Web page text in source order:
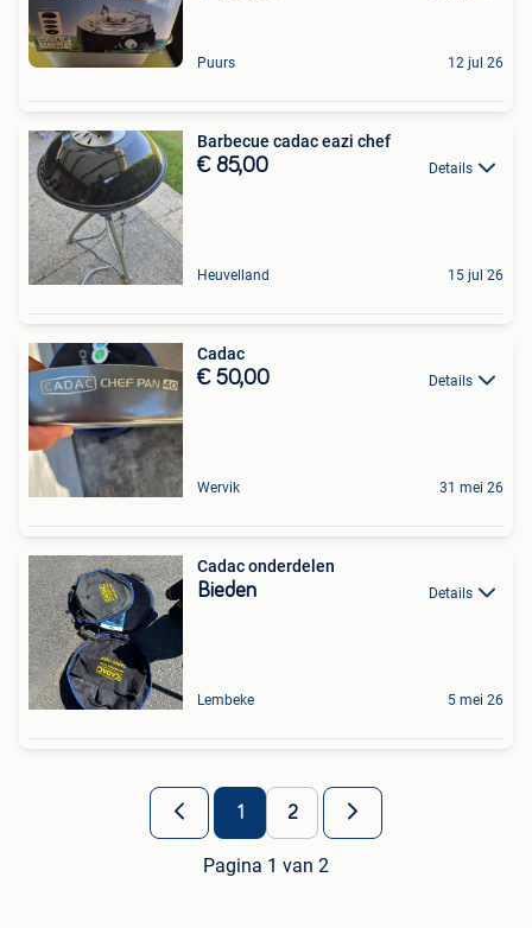
Puurs 12 jul 26
Barbecue cadac eazi chef
€ 85,00 Details
Heuvelland 15 jul 26
Cadac
€ 50,00 Details
Wervik 31 mei 26
Cadac onderdelen
Bieden Details
Lembeke 5 mei 26
1 2
Pagina 1 van 2